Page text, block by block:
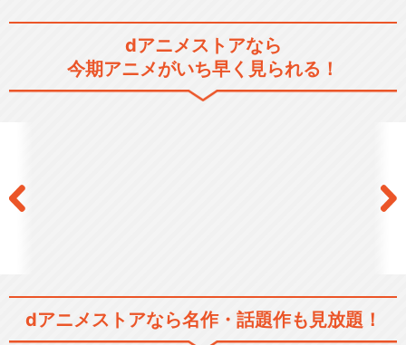
dアニメストアなら
今期アニメがいち早く見られる！
dアニメストアなら名作・話題作も見放題！